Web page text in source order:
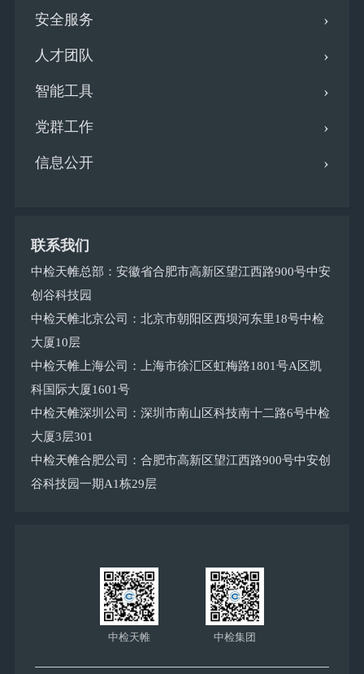
安全服务
人才团队
智能工具
党群工作
信息公开
联系我们
中检天帷总部：安徽省合肥市高新区望江西路900号中安
创谷科技园
中检天帷北京公司：北京市朝阳区西坝河东里18号中检
大厦10层
中检天帷上海公司：上海市徐汇区虹梅路1801号A区凯
科国际大厦1601号
中检天帷深圳公司：深圳市南山区科技南十二路6号中检
大厦3层301
中检天帷合肥公司：合肥市高新区望江西路900号中安创
谷科技园一期A1栋29层
中检天帷 中检集团